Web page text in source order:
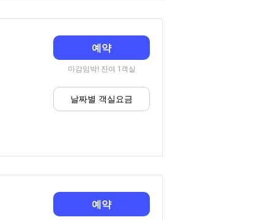
예약
마감임박! 잔여 1객실
날짜별 객실요금
예약